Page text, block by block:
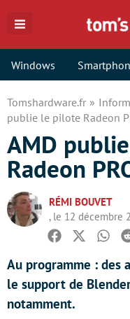
Windows
Tomshardware.fr
publie le pilote Radeon
AMD
Radeon
RÉMI BOUVET
, le 12 décembre
Facebook
Twitter
Au programme : des
le support de
notamment.